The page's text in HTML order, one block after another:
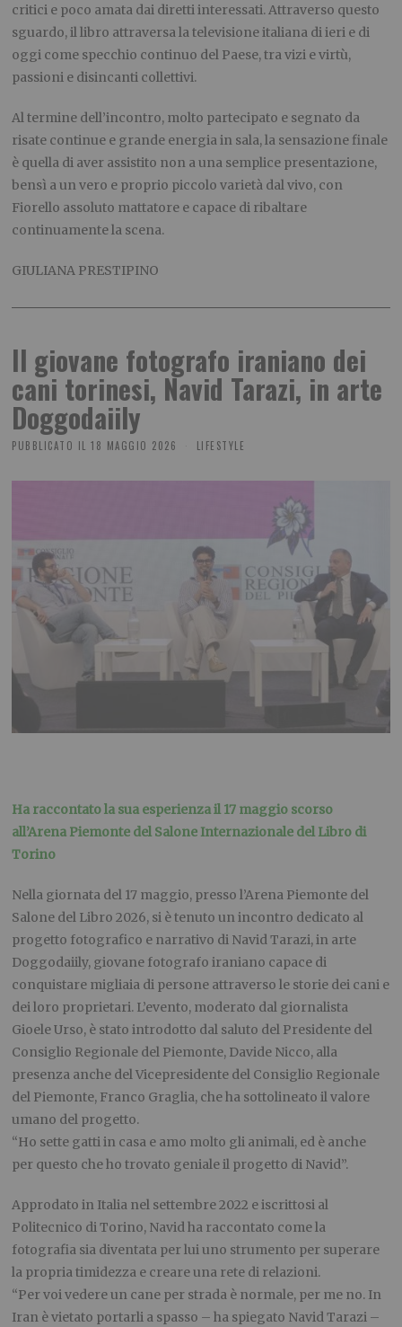
critici e poco amata dai diretti interessati. Attraverso questo
sguardo, il libro attraversa la televisione italiana di ieri e di
oggi come specchio continuo del Paese, tra vizi e virtù,
passioni e disincanti collettivi.
Al termine dell’incontro, molto partecipato e segnato da
risate continue e grande energia in sala, la sensazione finale
è quella di aver assistito non a una semplice presentazione,
bensì a un vero e proprio piccolo varietà dal vivo, con
Fiorello assoluto mattatore e capace di ribaltare
continuamente la scena.
GIULIANA PRESTIPINO
Il giovane fotografo iraniano dei
cani torinesi, Navid Tarazi, in arte
Doggodaiily
PUBBLICATO IL 18 MAGGIO 2026 LIFESTYLE
Ha raccontato la sua esperienza il 17 maggio scorso
all’Arena Piemonte del Salone Internazionale del Libro di
Torino
Nella giornata del 17 maggio, presso l’Arena Piemonte del
Salone del Libro 2026, si è tenuto un incontro dedicato al
progetto fotografico e narrativo di Navid Tarazi, in arte
Doggodaiily, giovane fotografo iraniano capace di
conquistare migliaia di persone attraverso le storie dei cani e
dei loro proprietari. L’evento, moderato dal giornalista
Gioele Urso, è stato introdotto dal saluto del Presidente del
Consiglio Regionale del Piemonte, Davide Nicco, alla
presenza anche del Vicepresidente del Consiglio Regionale
del Piemonte, Franco Graglia, che ha sottolineato il valore
umano del progetto.
“Ho sette gatti in casa e amo molto gli animali, ed è anche
per questo che ho trovato geniale il progetto di Navid”.
Approdato in Italia nel settembre 2022 e iscrittosi al
Politecnico di Torino, Navid ha raccontato come la
fotografia sia diventata per lui uno strumento per superare
la propria timidezza e creare una rete di relazioni.
“Per voi vedere un cane per strada è normale, per me no. In
Iran è vietato portarli a spasso – ha spiegato Navid Tarazi –